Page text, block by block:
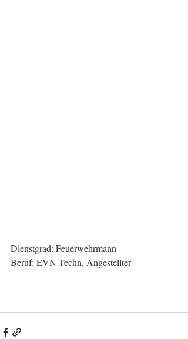
Dienstgrad: Feuerwehrmann
Beruf: EVN-Techn. Angestellter